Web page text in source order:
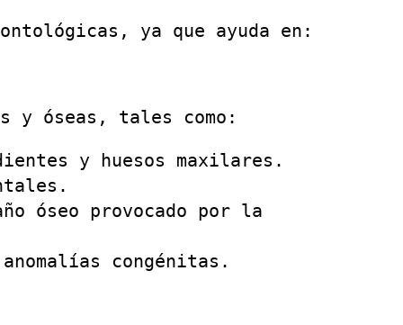
ya que ayuda en:
y óseas, tales como:
y huesos maxilares.
óseo provocado por la
congénitas.